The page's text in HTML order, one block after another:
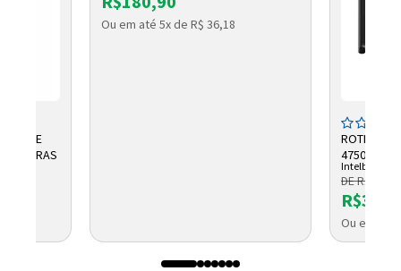
DE
Ou em até 5x de R$ 36,18
4750243
Intelbras
DE R$
Ou em até